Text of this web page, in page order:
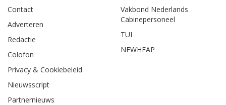
Contact
Adverteren
Redactie
Colofon
Privacy & Cookiebeleid
Nieuwsscript
Partnernieuws
Vakbond Nederlands
Cabinepersoneel
TUI
NEWHEAP